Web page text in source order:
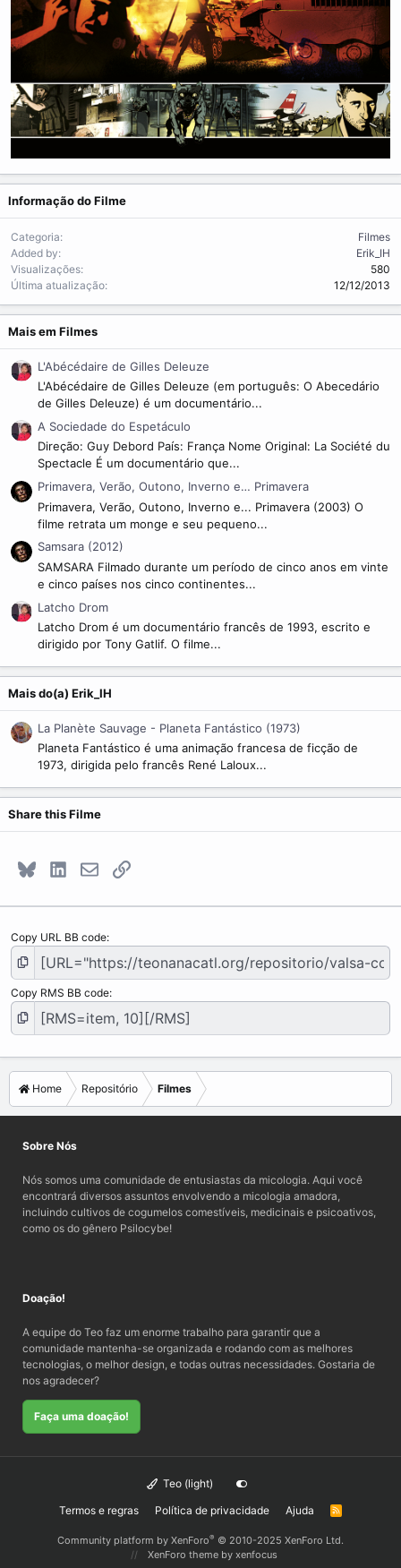
Informação do Filme
Categoria
Filmes
Added by
Erik_IH
Visualizações
580
Última atualização
12/12/2013
Mais em Filmes
L'Abécédaire de Gilles Deleuze
L'Abécédaire de Gilles Deleuze (em português: O Abecedário
de Gilles Deleuze) é um documentário...
A Sociedade do Espetáculo
Direção: Guy Debord País: França Nome Original: La Société du
Spectacle É um documentário que...
Primavera, Verão, Outono, Inverno e… Primavera
Primavera, Verão, Outono, Inverno e... Primavera (2003) O
filme retrata um monge e seu pequeno...
Samsara (2012)
SAMSARA Filmado durante um período de cinco anos em vinte
e cinco países nos cinco continentes...
Latcho Drom
Latcho Drom é um documentário francês de 1993, escrito e
dirigido por Tony Gatlif. O filme...
Mais do(a) Erik_IH
La Planète Sauvage - Planeta Fantástico (1973)
Planeta Fantástico é uma animação francesa de ficção de
1973, dirigida pelo francês René Laloux...
Share this Filme
BlueskyLinkedInE-mailLink
Copy URL BB code
Copy RMS BB code
Home Repositório Filmes
Sobre Nós
Nós somos uma comunidade de entusiastas da micologia. Aqui você
encontrará diversos assuntos envolvendo a micologia amadora,
incluindo cultivos de cogumelos comestíveis, medicinais e psicoativos,
como os do gênero Psilocybe!
Doação!
A equipe do Teo faz um enorme trabalho para garantir que a
comunidade mantenha-se organizada e rodando com as melhores
tecnologias, o melhor design, e todas outras necessidades. Gostaria de
nos agradecer?
Faça uma doação!
Teo (light)
Termos e regras
Política de privacidade Ajuda
R
Community platform by XenForo® © 2010-2025 XenForo Ltd.
XenForo theme by xenfocus